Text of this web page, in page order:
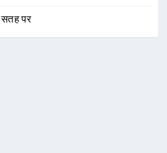
,सतह पर